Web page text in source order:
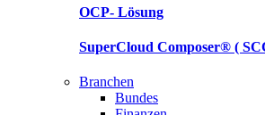
OCP- Lösung
SuperCloud Composer® (
Branchen
Bundes